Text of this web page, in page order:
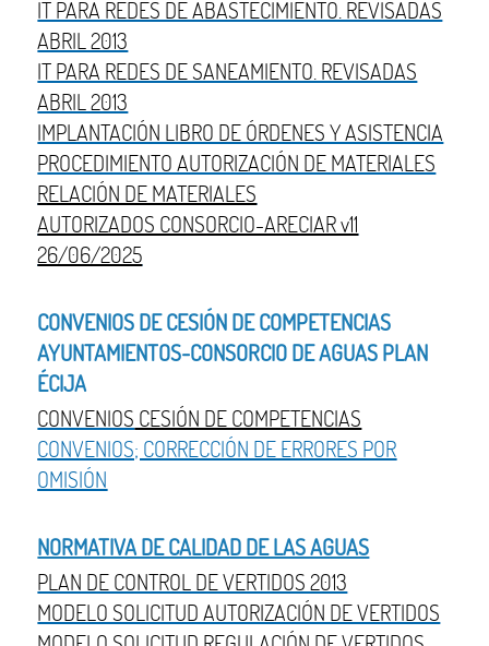
IT PARA REDES DE ABASTECIMIENTO. REVISADAS
ABRIL 2013
IT PARA REDES DE SANEAMIENTO. REVISADAS
ABRIL 2013
IMPLANTACIÓN LIBRO DE ÓRDENES Y ASISTENCIA
PROCEDIMIENTO AUTORIZACIÓN DE MATERIALES
RELACIÓN DE MATERIALES
AUTORIZADOS CONSORCIO-ARECIAR v11
26/06/2025
CONVENIOS DE CESIÓN DE COMPETENCIAS
AYUNTAMIENTOS-CONSORCIO DE AGUAS PLAN
ÉCIJA
CONVENIOS CESIÓN DE COMPETENCIAS
CONVENIOS; CORRECCIÓN DE ERRORES POR
OMISIÓN
NORMATIVA DE CALIDAD DE LAS AGUAS
PLAN DE CONTROL DE VERTIDOS 2013
MODELO SOLICITUD AUTORIZACIÓN DE VERTIDOS